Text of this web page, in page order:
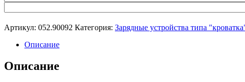
Артикул: 052.90092 Категория: Зарядные устройства типа
Описание
Описание